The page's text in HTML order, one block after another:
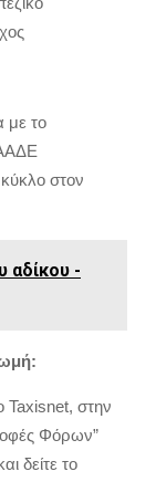
με το
στον
αδίκου -
Taxisnet, στην
Φόρων”
δείτε το